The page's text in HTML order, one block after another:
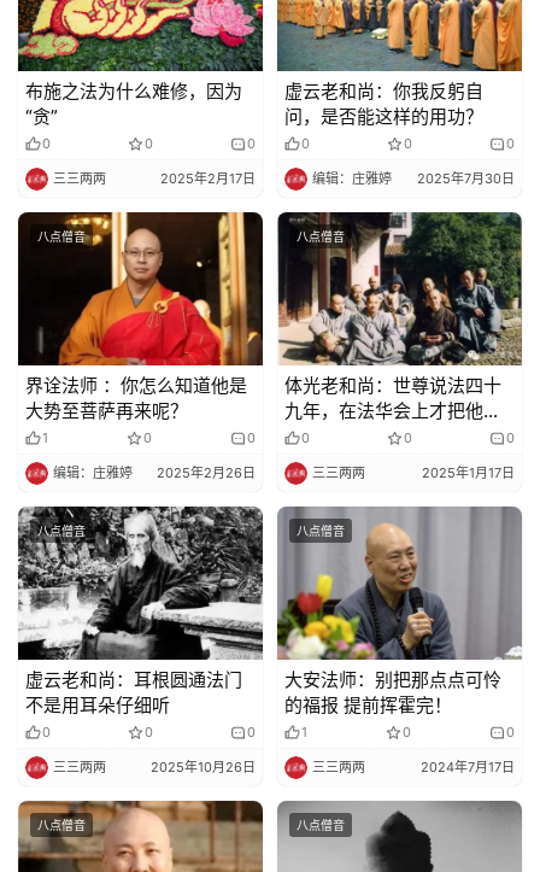
布施之法为什么难修，因为
“贪”
0 0 0
三三两两 2025年2月17日
虚云老和尚：你我反躬自
问，是否能这样的用功？
0 0 0
编辑：庄雅婷 2025年7月30日
八点僧音
界诠法师 ：你怎么知道他是
大势至菩萨再来呢？
1 0 0
编辑：庄雅婷 2025年2月26日
八点僧音
体光老和尚：世尊说法四十
九年，在法华会上才把他实
际的事情说出来
0 0 0
三三两两 2025年1月17日
八点僧音
虚云老和尚：耳根圆通法门
不是用耳朵仔细听
0 0 0
三三两两 2025年10月26日
八点僧音
大安法师：别把那点点可怜
的福报 提前挥霍完！
1 0 0
三三两两 2024年7月17日
八点僧音 八点僧音